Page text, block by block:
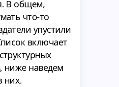
В общем,
что-то
упустили
включает
ниже наведем
них.